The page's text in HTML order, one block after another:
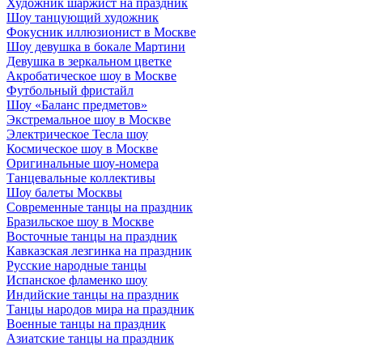
Художник шаржист на праздник
Шоу танцующий художник
Фокусник иллюзионист в Москве
Шоу девушка в бокале Мартини
Девушка в зеркальном цветке
Акробатическое шоу в Москве
Футбольный фристайл
Шоу «Баланс предметов»
Экстремальное шоу в Москве
Электрическое Тесла шоу
Космическое шоу в Москве
Оригинальные шоу-номера
Танцевальные коллективы
Шоу балеты Москвы
Современные танцы на праздник
Бразильское шоу в Москве
Восточные танцы на праздник
Кавказская лезгинка на праздник
Русские народные танцы
Испанское фламенко шоу
Индийские танцы на праздник
Танцы народов мира на праздник
Военные танцы на праздник
Азиатские танцы на праздник